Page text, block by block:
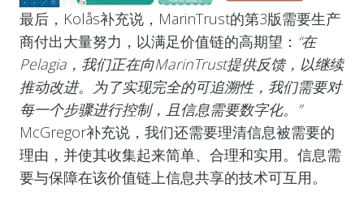
最后，Kolås补充说，MarinTrust的第3版需要生产
商付出大量努力，以满足价值链的高期望： “在
Pelagia，我们正在向MarinTrust提供反馈，以继续
推动改进。为了实现完全的可追溯性，我们需要对
每一个步骤进行控制，且信息需要数字化。”
McGregor补充说，我们还需要理清信息被需要的
理由，并使其收集起来简单、合理和实用。信息需
要与保障在该价值链上信息共享的技术可互用。